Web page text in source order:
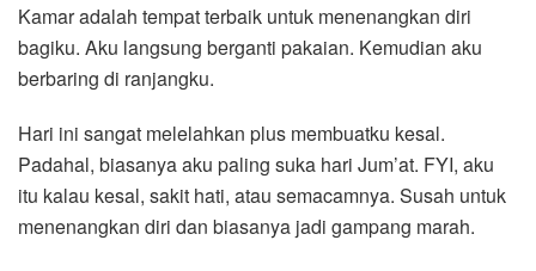
Kamar adalah tempat terbaik untuk menenangkan diri
bagiku. Aku langsung berganti pakaian. Kemudian aku
berbaring di ranjangku.
Hari ini sangat melelahkan plus membuatku kesal.
Padahal, biasanya aku paling suka hari Jum’at. FYI, aku
itu kalau kesal, sakit hati, atau semacamnya. Susah untuk
menenangkan diri dan biasanya jadi gampang marah.